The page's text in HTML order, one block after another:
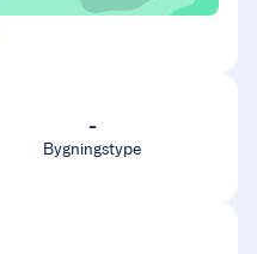
-
Bygningstype